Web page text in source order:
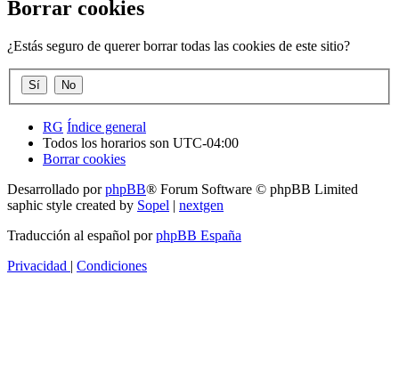
Borrar cookies
¿Estás seguro de querer borrar todas las cookies de este sitio?
RG Índice general
Todos los horarios son UTC-04:00
Borrar cookies
Desarrollado porphpBB® Forum Software © phpBB Limited
saphic style created by Sopel | nextgen
Traducción al español porphpBB España
Privacidad | Condiciones